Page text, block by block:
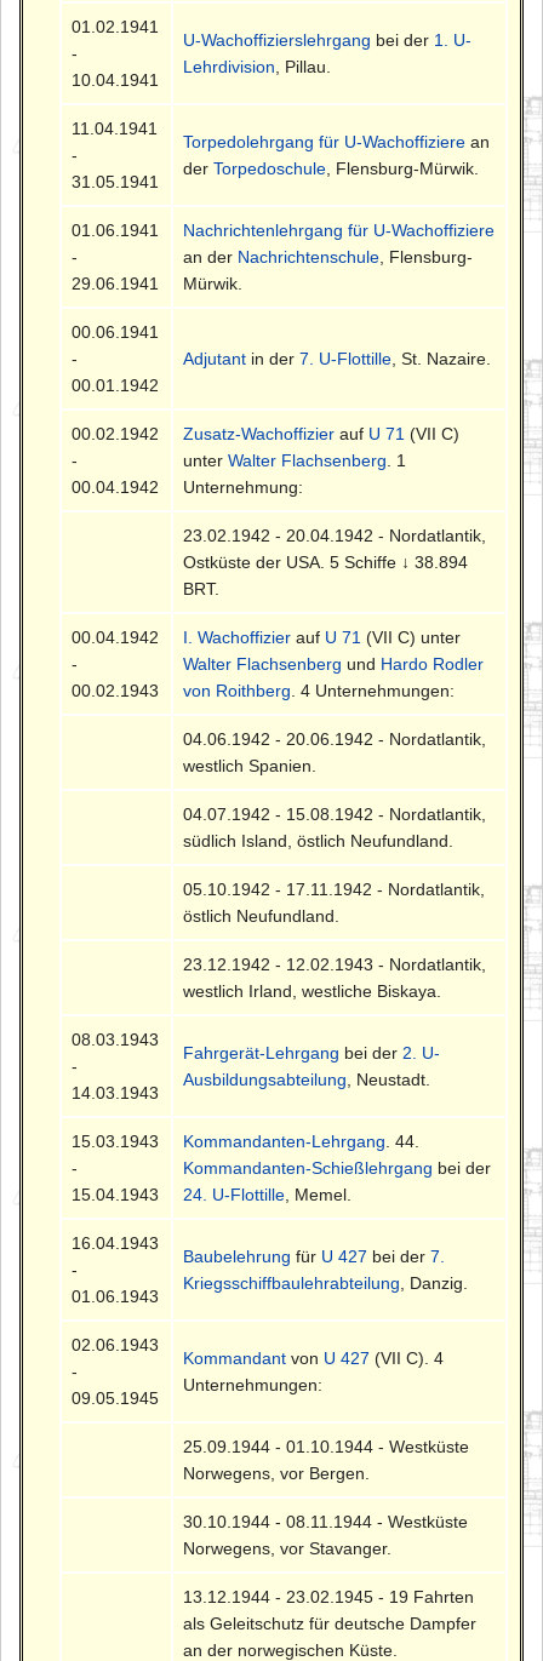
01.02.1941
-
10.04.1941
U-Wachoffizierslehrgang bei der 1. U-
Lehrdivision , Pillau.
11.04.1941
-
31.05.1941
Torpedolehrgang für U-Wachoffiziere an
derTorpedoschule , Flensburg-Mürwik.
01.06.1941
-
29.06.1941
Nachrichtenlehrgang für U-Wachoffiziere
an der Nachrichtenschule , Flensburg-
Mürwik.
00.06.1941
-
00.01.1942
Adjutant in der7. U-Flottille , St. Nazaire.
00.02.1942
-
00.04.1942
Zusatz-Wachoffizier auf U 71 (VII C)
unterWalter Flachsenberg . 1
Unternehmung:
23.02.1942 - 20.04.1942 - Nordatlantik,
Ostküste der USA. 5 Schiffe ↓ 38.894
BRT.
00.04.1942
-
00.02.1943
I. Wachoffizier auf U 71 (VII C) unter
Walter Flachsenberg und Hardo Rodler
von Roithberg . 4 Unternehmungen:
04.06.1942 - 20.06.1942 - Nordatlantik,
westlich Spanien.
04.07.1942 - 15.08.1942 - Nordatlantik,
südlich Island, östlich Neufundland.
05.10.1942 - 17.11.1942 - Nordatlantik,
östlich Neufundland.
23.12.1942 - 12.02.1943 - Nordatlantik,
westlich Irland, westliche Biskaya.
08.03.1943
-
14.03.1943
Fahrgerät-Lehrgang bei der 2. U-
Ausbildungsabteilung , Neustadt.
15.03.1943
-
15.04.1943
Kommandanten-Lehrgang . 44.
Kommandanten-Schießlehrgang bei der
24. U-Flottille , Memel.
16.04.1943
-
01.06.1943
Baubelehrung für U 427 bei der7.
Kriegsschiffbaulehrabteilung , Danzig.
02.06.1943
-
09.05.1945
Kommandant von U 427 (VII C). 4
Unternehmungen:
25.09.1944 - 01.10.1944 - Westküste
Norwegens, vor Bergen.
30.10.1944 - 08.11.1944 - Westküste
Norwegens, vor Stavanger.
13.12.1944 - 23.02.1945 - 19 Fahrten
als Geleitschutz für deutsche Dampfer
an der norwegischen Küste.